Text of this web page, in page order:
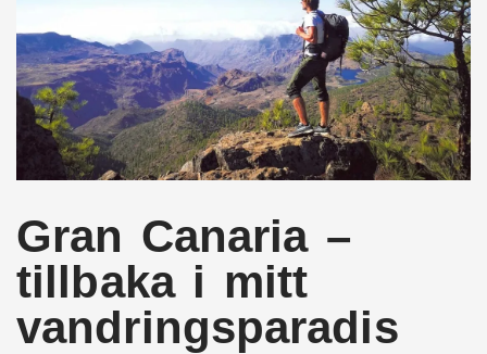
Gran Canaria –
tillbaka i mitt
vandringsparadis